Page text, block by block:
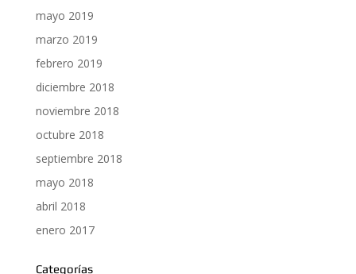
mayo 2019
marzo 2019
febrero 2019
diciembre 2018
noviembre 2018
octubre 2018
septiembre 2018
mayo 2018
abril 2018
enero 2017
Categorías